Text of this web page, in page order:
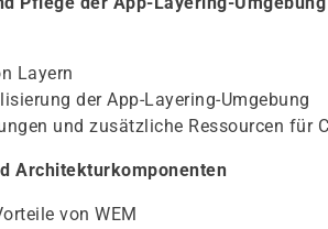
Layern
der App-Layering-Umgebung
und zusätzliche Ressourcen für
Architekturkomponenten
von WEM